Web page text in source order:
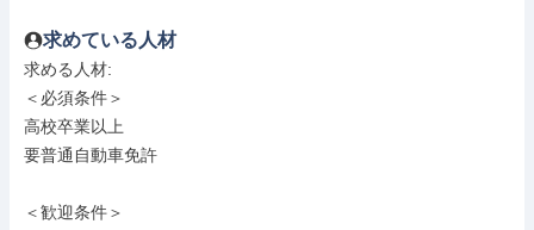
求めている人材
求める人材:
＜必須条件＞
高校卒業以上
要普通自動車免許
＜歓迎条件＞